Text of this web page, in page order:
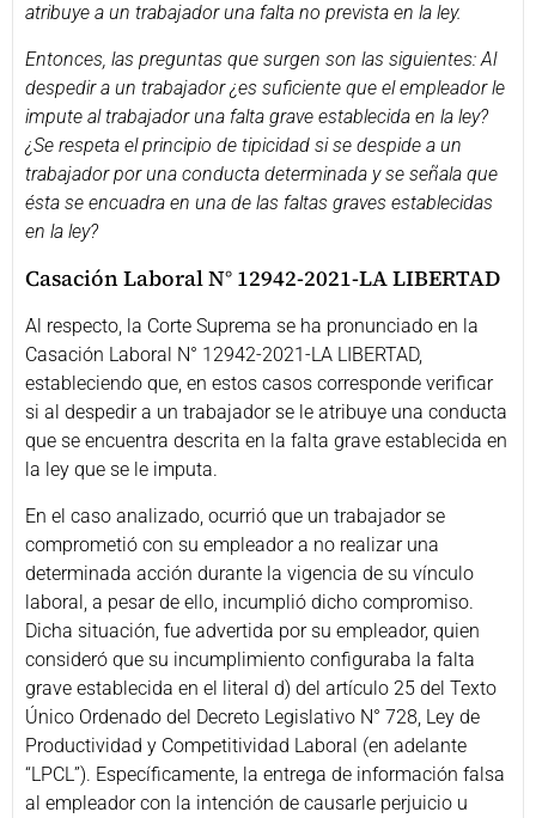
atribuye a un trabajador una falta no prevista en la ley.
Entonces, las preguntas que surgen son las siguientes: Al
despedir a un trabajador ¿es suficiente que el empleador le
impute al trabajador una falta grave establecida en la ley?
¿Se respeta el principio de tipicidad si se despide a un
trabajador por una conducta determinada y se señala que
ésta se encuadra en una de las faltas graves establecidas
en la ley?
Casación Laboral N° 12942-2021-LA LIBERTAD
Al respecto, la Corte Suprema se ha pronunciado en la
Casación Laboral N° 12942-2021-LA LIBERTAD,
estableciendo que, en estos casos corresponde verificar
si al despedir a un trabajador se le atribuye una conducta
que se encuentra descrita en la falta grave establecida en
la ley que se le imputa.
En el caso analizado, ocurrió que un trabajador se
comprometió con su empleador a no realizar una
determinada acción durante la vigencia de su vínculo
laboral, a pesar de ello, incumplió dicho compromiso.
Dicha situación, fue advertida por su empleador, quien
consideró que su incumplimiento configuraba la falta
grave establecida en el literal d) del artículo 25 del Texto
Único Ordenado del Decreto Legislativo N° 728, Ley de
Productividad y Competitividad Laboral (en adelante
“LPCL”). Específicamente, la entrega de información falsa
al empleador con la intención de causarle perjuicio u